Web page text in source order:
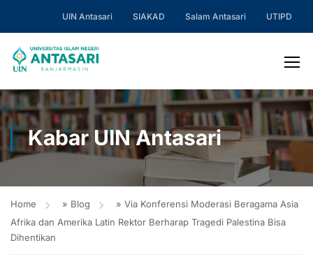
UIN Antasari SIAKAD Salam Antasari UTIPD
Kabar UIN Antasari
Home » Blog » Via Konferensi Moderasi Beragama Asia
Afrika dan Amerika Latin Rektor Berharap Tragedi Palestina Bisa
Dihentikan